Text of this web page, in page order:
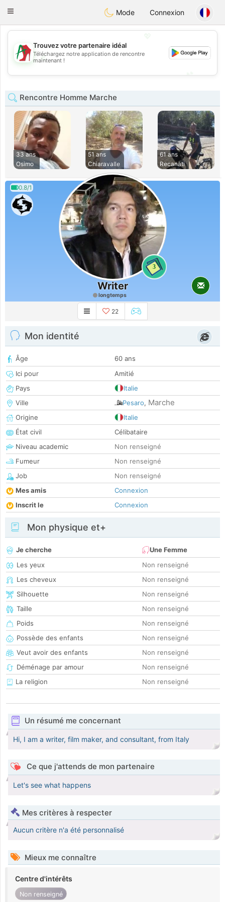
AmamiOra
Toggle
Mode Connexion
💖
💕
Trouvez votre partenaire idéal
Téléchargez notre application de rencontre
maintenant !
Rencontre Homme Marche
33 ans
Osimo
51 ans
Chiaravalle
61 ans
Recanati
0.8/1
3
Writer
longtemps
22
Mon identité
Âge
60 ans
Ici pour
Amitié
Pays
Italie
Ville
Pesaro, Marche
Origine
Italie
État civil
Célibataire
Niveau academic
Non renseigné
Fumeur
Non renseigné
Job
Non renseigné
Mes amis
Connexion
Inscrit le
Connexion
Mon physique et+
Je cherche
Une Femme
Les yeux
Non renseigné
Les cheveux
Non renseigné
Silhouette
Non renseigné
Taille
Non renseigné
Poids
Non renseigné
Possède des enfants
Non renseigné
Veut avoir des enfants
Non renseigné
Déménage par amour
Non renseigné
La religion
Non renseigné
Un résumé me concernant
Hi, I am a writer, film maker, and consultant, from Italy
Ce que j'attends de mon partenaire
Let's see what happens
Mes critères à respecter
Aucun critère n'a été personnalisé
Mieux me connaître
Centre d'intérêts
Non renseigné